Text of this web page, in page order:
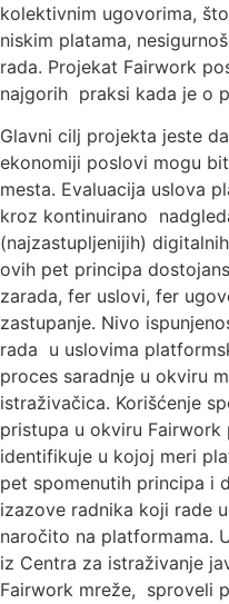
kolektivnim ugovorima,
niskim platama,
rada. Projekat Fairwork
najgorih praksi kada je o
Glavni cilj projekta jeste
ekonomiji poslovi mogu
mesta. Evaluacija uslova
kroz kontinuirano
(najzastupljenijih)
ovih pet principa
zarada, fer uslovi, fer
zastupanje. Nivo
rada u uslovima
proces saradnje u okviru
istraživačica. Korišćenje
pristupa u okviru
identifikuje u kojoj meri
pet spomenutih principa i
izazove radnika koji rade
naročito na platformama.
iz Centra za istraživanje
Fairwork mreže, sproveli